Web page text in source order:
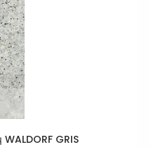
GRIS